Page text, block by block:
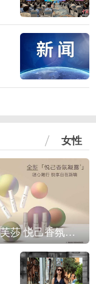
女性
IPSA茵芙莎 悦己香氛凝露上市